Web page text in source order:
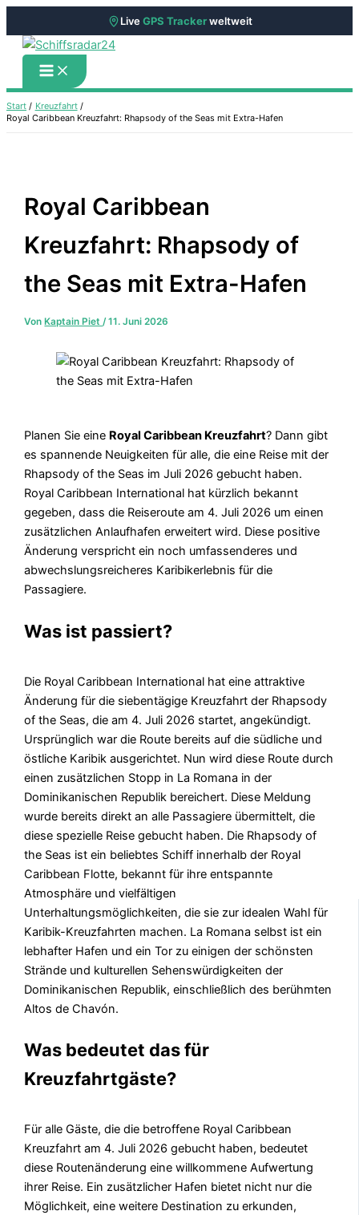
LiveGPS Trackerweltweit
Zum
Start
Kreuzfahrt
Royal Caribbean Kreuzfahrt: Rhapsody of the Seas mit Extra-Hafen
Royal Caribbean
Kreuzfahrt: Rhapsody of
the Seas mit Extra-Hafen
Von Kaptain Piet/11. Juni 2026
Planen Sie eine Royal Caribbean Kreuzfahrt? Dann gibt
es spannende Neuigkeiten für alle, die eine Reise mit der
Rhapsody of the Seas im Juli 2026 gebucht haben.
Royal Caribbean International hat kürzlich bekannt
gegeben, dass die Reiseroute am 4. Juli 2026 um einen
zusätzlichen Anlaufhafen erweitert wird. Diese positive
Änderung verspricht ein noch umfassenderes und
abwechslungsreicheres Karibikerlebnis für die
Passagiere.
Was ist passiert?
Die Royal Caribbean International hat eine attraktive
Änderung für die siebentägige Kreuzfahrt der Rhapsody
of the Seas, die am 4. Juli 2026 startet, angekündigt.
Ursprünglich war die Route bereits auf die südliche und
östliche Karibik ausgerichtet. Nun wird diese Route durch
einen zusätzlichen Stopp in La Romana in der
Dominikanischen Republik bereichert. Diese Meldung
wurde bereits direkt an alle Passagiere übermittelt, die
diese spezielle Reise gebucht haben. Die Rhapsody of
the Seas ist ein beliebtes Schiff innerhalb der Royal
Caribbean Flotte, bekannt für ihre entspannte
Atmosphäre und vielfältigen
Unterhaltungsmöglichkeiten, die sie zur idealen Wahl für
Karibik-Kreuzfahrten machen. La Romana selbst ist ein
lebhafter Hafen und ein Tor zu einigen der schönsten
Strände und kulturellen Sehenswürdigkeiten der
Dominikanischen Republik, einschließlich des berühmten
Altos de Chavón.
Was bedeutet das für
Kreuzfahrtgäste?
Für alle Gäste, die die betroffene Royal Caribbean
Kreuzfahrt am 4. Juli 2026 gebucht haben, bedeutet
diese Routenänderung eine willkommene Aufwertung
ihrer Reise. Ein zusätzlicher Hafen bietet nicht nur die
Möglichkeit, eine weitere Destination zu erkunden,